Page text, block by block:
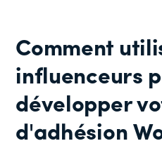
en-
un
Comment
influenceurs
développer
d'adhésion